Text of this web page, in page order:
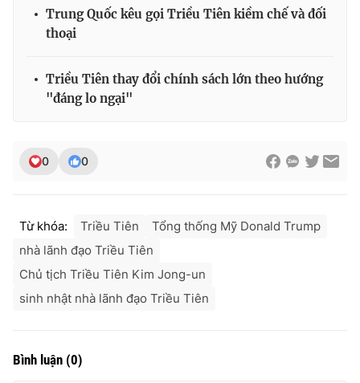
THỜI BÁO VTV
Theo dõi báo trên
Cơ quan báo chí:Thời báo VTV
Giấy phép hoạt động báo in và báo điện tử số 483/GP-BTTTT
Tổng Biên tập:
Phó Tổng Biên tập: Nguyễn Thị Mỹ Hạnh, Phạm Quốc Thắng,
Ðiện thoại Thời báo VTV:
Trung Quốc kêu gọi Triều Tiên kiềm chế và đối
thoại
Triều Tiên thay đổi chính sách lớn theo hướng
"đáng lo ngại"
0 0
Từ khóa: Triều Tiên
Tổng thống Mỹ Donald Trump
nhà lãnh đạo Triều Tiên
Chủ tịch Triều Tiên Kim Jong-un
sinh nhật nhà lãnh đạo Triều Tiên
Bình luận (0)